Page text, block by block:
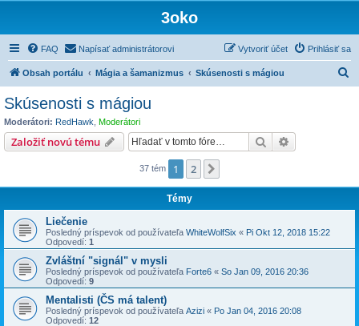
3oko
FAQ Napísať administrátorovi Prihlásiť sa
Vytvoriť účet
Obsah portálu Mágia a šamanizmus Skúsenosti s mágiou
Skúsenosti s mágiou
Moderátori: RedHawk Moderátori
Založiť novú tému Hľadať
37 tém 1 2
Témy
Liečenie
Posledný príspevok od používateľa WhiteWolfSix « Pi Okt 12, 2018 15:22
Odpovedí: 1
Zvláštní "signál" v mysli
Posledný príspevok od používateľa Forte6 « So Jan 09, 2016 20:36
Odpovedí: 9
Mentalisti (ČS má talent)
Posledný príspevok od používateľa Azizi « Po Jan 04, 2016 20:08
Odpovedí: 12